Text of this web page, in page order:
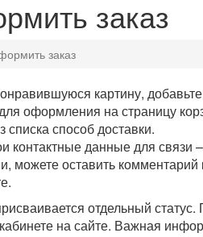
заказ
заказ
картину, добавьте
оформления на страницу
списка способ доставки.
контактные данные для
можете оставить комментарий
отдельный
на сайте. Важная